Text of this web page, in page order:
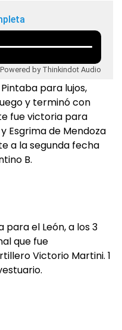
Powered by Thinkindot Audio
para lujos,
y terminó con
fue victoria para
Esgrima de Mendoza
a la segunda fecha
B.
el León, a los 3
que fue
Victorio Martini. 1